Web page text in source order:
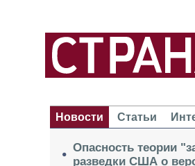
Новости
Статьи
Опасность теории
разведки США о